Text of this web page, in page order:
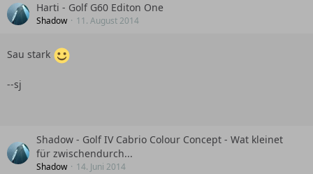
Harti - Golf G60 Editon One
Shadow 11. August 2014
Sau stark
--sj
Shadow - Golf IV Cabrio Colour Concept - Wat kleinet
für zwischendurch...
Shadow 14. Juni 2014